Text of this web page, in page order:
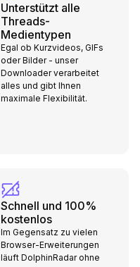
Unterstützt alle
Threads-
Medientypen
Egal ob Kurzvideos, GIFs
oder Bilder - unser
Downloader verarbeitet
alles und gibt Ihnen
maximale Flexibilität.
Schnell und 100%
kostenlos
Im Gegensatz zu vielen
Browser-Erweiterungen
läuft DolphinRadar ohne